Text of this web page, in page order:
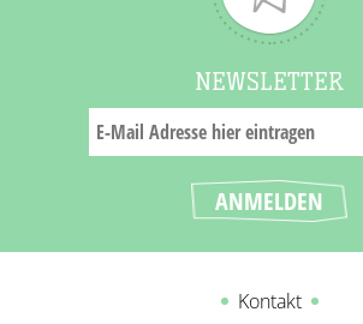
NEWSLETTER
Kontakt